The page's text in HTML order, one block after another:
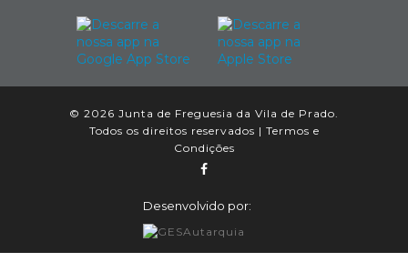
© 2026 Junta de Freguesia da Vila de Prado.
Todos os direitos reservados | Termos e
Condições
Desenvolvido por: